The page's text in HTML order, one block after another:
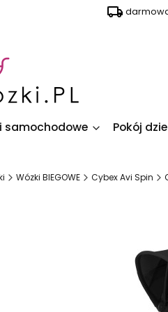
samochodowe Pokój
Wózki BIEGOWE Cybex Avi Spin